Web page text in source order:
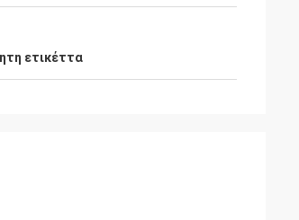
ετικέττα